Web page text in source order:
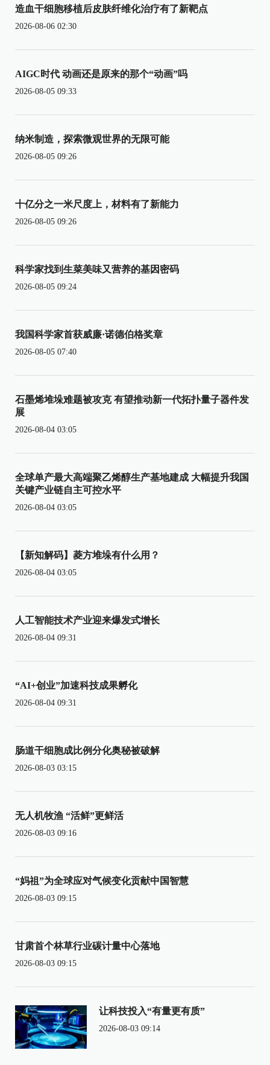
造血干细胞移植后皮肤纤维化治疗有了新靶点
2026-08-06 02:30
AIGC时代 动画还是原来的那个“动画”吗
2026-08-05 09:33
纳米制造，探索微观世界的无限可能
2026-08-05 09:26
十亿分之一米尺度上，材料有了新能力
2026-08-05 09:26
科学家找到生菜美味又营养的基因密码
2026-08-05 09:24
我国科学家首获威廉·诺德伯格奖章
2026-08-05 07:40
石墨烯堆垛难题被攻克 有望推动新一代拓扑量子器件发
展
2026-08-04 03:05
全球单产最大高端聚乙烯醇生产基地建成 大幅提升我国
关键产业链自主可控水平
2026-08-04 03:05
【新知解码】菱方堆垛有什么用？
2026-08-04 03:05
人工智能技术产业迎来爆发式增长
2026-08-04 09:31
“AI+创业”加速科技成果孵化
2026-08-04 09:31
肠道干细胞成比例分化奥秘被破解
2026-08-03 03:15
无人机牧渔 “活鲜”更鲜活
2026-08-03 09:16
“妈祖”为全球应对气候变化贡献中国智慧
2026-08-03 09:15
甘肃首个林草行业碳计量中心落地
2026-08-03 09:15
让科技投入“有量更有质”
2026-08-03 09:14